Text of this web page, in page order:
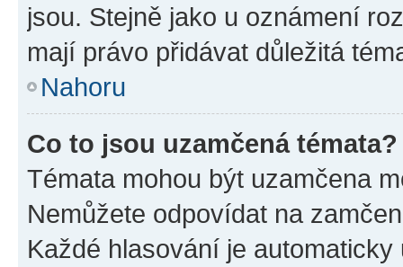
jsou. Stejně jako u oznámení
mají právo přidávat důležitá
Nahoru
Co to jsou uzamčená témata?
Témata mohou být uzamčena
Nemůžete odpovídat na
Každé hlasování je